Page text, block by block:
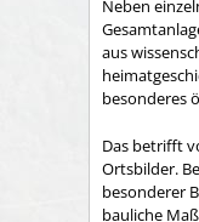
Neben
aus
besonderes
Das betrifft
Ortsbilder.
besonderer
bauliche